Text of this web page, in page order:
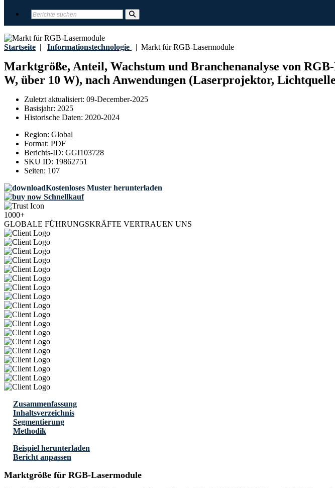
Startseite | Informationstechnologie | Markt für RGB-Lasermodule
Marktgröße, Anteil, Wachstum und Branchenanalyse von
W, über 10 W), nach Anwendungen (Laserprojektor,
Zuletzt aktualisiert: 09-December-2025
Basisjahr: 2025
Historische Daten: 2020-2024
Region: Global
Format: PDF
Berichts-ID: GGI103728
SKU ID: 19862751
Seiten: 107
Kostenloses Muster herunterladen
Schnellkauf
1000+
GLOBALE FÜHRUNGSKRÄFTE VERTRAUEN UNS
Zusammenfassung
Inhaltsverzeichnis
Segmentierung
Methodik
Beispiel herunterladen
Bericht anpassen
Marktgröße für RGB-Lasermodule